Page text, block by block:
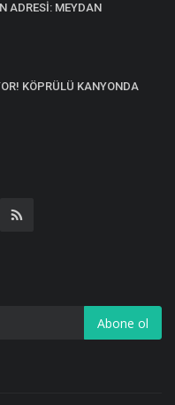
ADRESİ: MEYDAN
KÖPRÜLÜ KANYONDA
Abone ol